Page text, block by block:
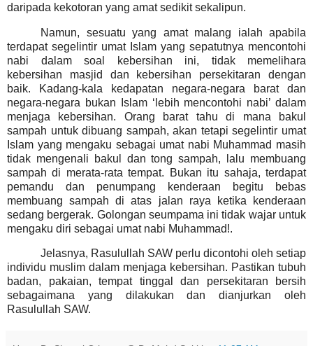
daripada kekotoran yang amat sedikit sekalipun.
Namun, sesuatu yang amat malang ialah apabila
terdapat segelintir umat Islam yang sepatutnya mencontohi
nabi dalam soal kebersihan ini, tidak memelihara
kebersihan masjid dan kebersihan persekitaran dengan
baik. Kadang-kala kedapatan negara-negara barat dan
negara-negara bukan Islam ‘lebih mencontohi nabi’ dalam
menjaga kebersihan. Orang barat tahu di mana bakul
sampah untuk dibuang sampah, akan tetapi segelintir umat
Islam yang mengaku sebagai umat nabi Muhammad masih
tidak mengenali bakul dan tong sampah, lalu membuang
sampah di merata-rata tempat. Bukan itu sahaja, terdapat
pemandu dan penumpang kenderaan begitu bebas
membuang sampah di atas jalan raya ketika kenderaan
sedang bergerak. Golongan seumpama ini tidak wajar untuk
mengaku diri sebagai umat nabi Muhammad!.
Jelasnya, Rasulullah SAW perlu dicontohi oleh setiap
individu muslim dalam menjaga kebersihan. Pastikan tubuh
badan, pakaian, tempat tinggal dan persekitaran bersih
sebagaimana yang dilakukan dan dianjurkan oleh
Rasulullah SAW.